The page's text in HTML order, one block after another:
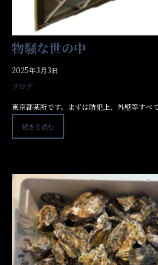
物騒な世の中
2025年3月3日
ブログ
東京都某所です。まずは防犯上、外壁等すべ
続きを読む